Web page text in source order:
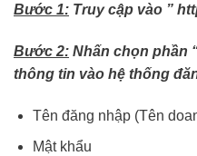
Bước 1: Truy cập vào ”
Bước 2: Nhấn chọn phần
thông tin vào hệ thống
Tên đăng nhập (Tên
Mật khẩu